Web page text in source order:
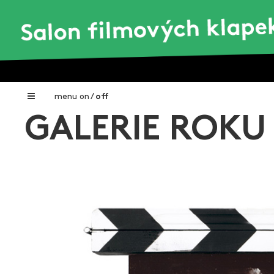
menu on / off
Home
O projektu
Aktuální výstavy
GALERIE